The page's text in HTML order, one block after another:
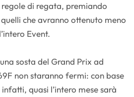
di regata, premiando
che avranno ottenuto meno
Event.
sosta del Grand Prix ad
non staranno fermi: con base
quasi l’intero mese sarà